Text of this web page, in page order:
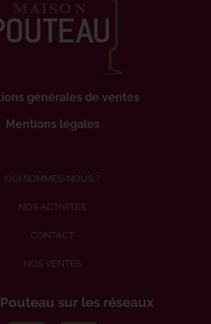
générales de ventes
Mentions légales
QUI SOMMES-NOUS ?
NOS ACTIVITÉS
CONTACT
NOS VENTES
sur les réseaux